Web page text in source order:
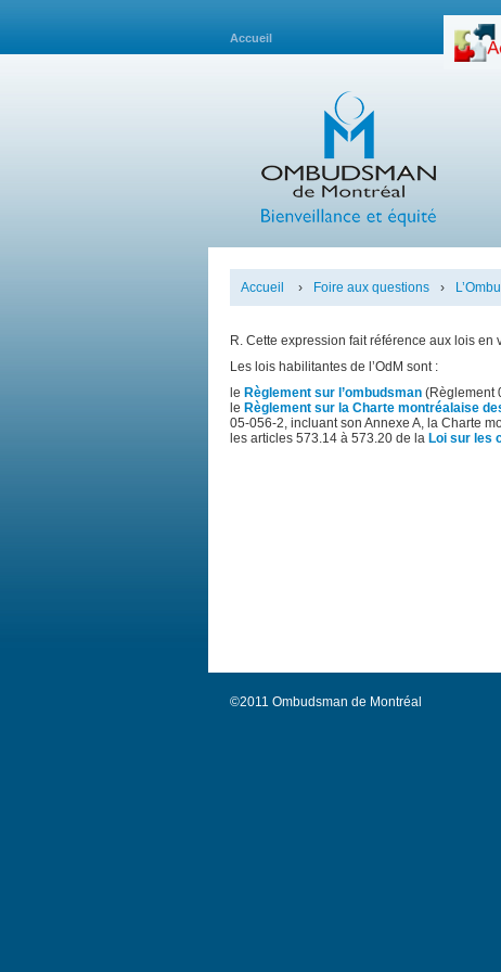
Accueil
Accueil › Foire aux questions ›
R. Cette expression fait référence aux lois
Les lois habilitantes de l’OdM sont :
le Règlement sur l’ombudsman (Règlement
le Règlement sur la Charte montréalaise
05-056-2, incluant son Annexe A, la Charte
les articles 573.14 à 573.20 de la Loi sur les
©2011 Ombudsman de Montréal